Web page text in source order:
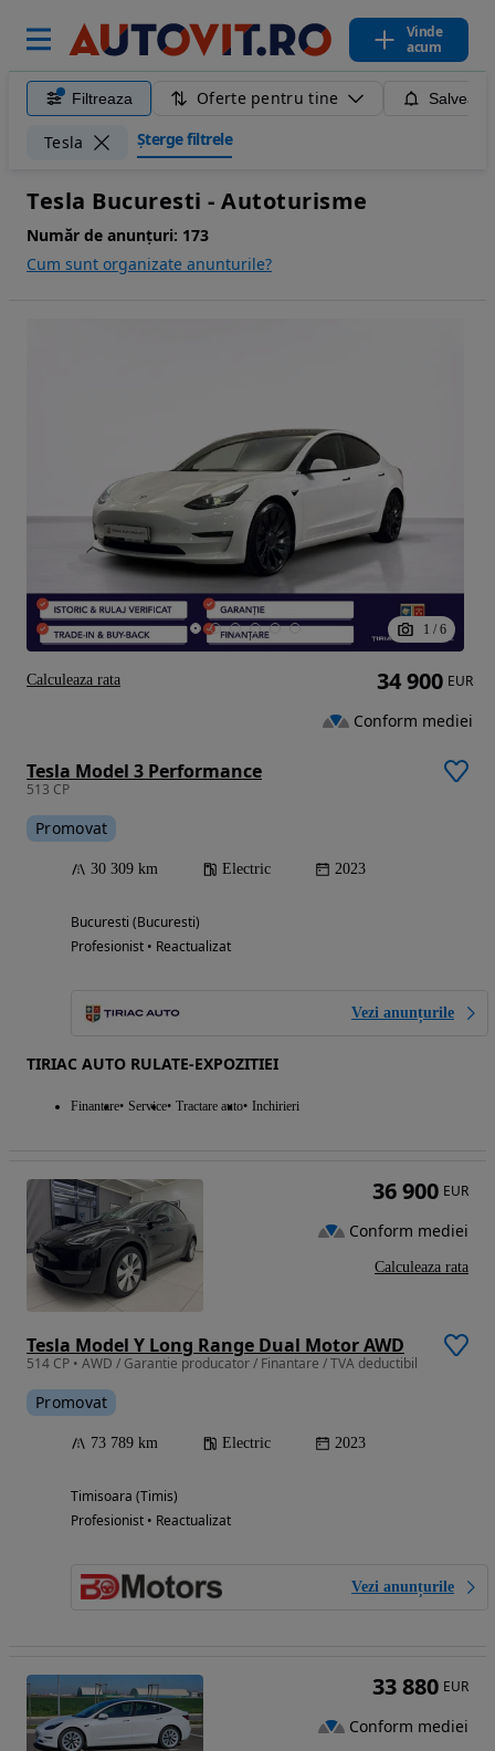
Vinde
acum
Filtreaza Oferte pentru tine
Tesla Șterge filtrele
Tesla Bucuresti - Autoturisme
Număr de anunțuri: 173
Cum sunt organizate anunturile?
1 / 6
Tesla Model 3 Performance
513 CP
Promovat
30 309 km Electric 2023
Bucuresti (Bucuresti)
Profesionist • Reactualizat
Vezi anunțurile
TIRIAC AUTO RULATE-EXPOZITIEI
Finantare Service Tractare auto Inchirieri
34 900 EUR
Conform mediei
Calculeaza rata
Tesla Model Y Long Range Dual Motor AWD
514 CP • AWD / Garantie producator / Finantare / TVA deductibil
Promovat
73 789 km Electric 2023
Timisoara (Timis)
Profesionist • Reactualizat
Vezi anunțurile
36 900 EUR
Conform mediei
Calculeaza rata
33 880 EUR
Conform mediei